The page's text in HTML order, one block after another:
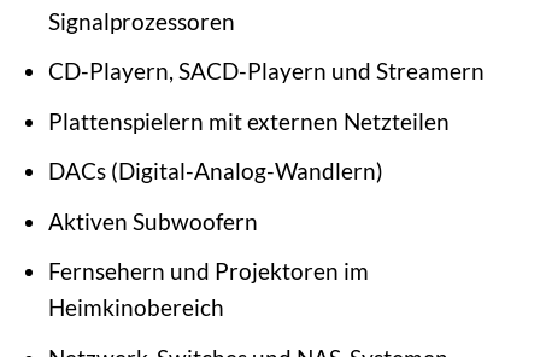
Signalprozessoren
CD-Playern, SACD-Playern und Streamern
Plattenspielern mit externen Netzteilen
DACs (Digital-Analog-Wandlern)
Aktiven Subwoofern
Fernsehern und Projektoren im
Heimkinobereich